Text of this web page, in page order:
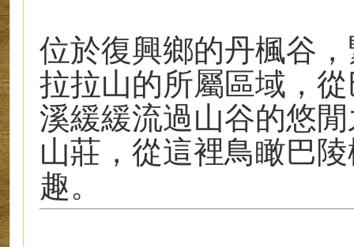
位於復興鄉的丹楓谷
拉拉山的所屬區域，
溪緩緩流過山谷的悠
山莊，從這裡鳥瞰巴
趣。